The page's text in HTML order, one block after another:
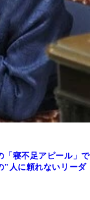
寝不足アピール」で
"人に頼れないリーダ